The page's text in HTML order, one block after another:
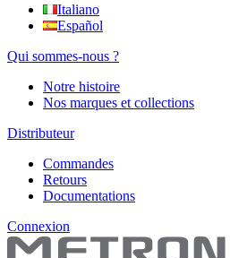
Italiano
Español
Qui sommes-nous ?
Notre histoire
Nos marques et collections
Distributeur
Commandes
Retours
Documentations
Connexion